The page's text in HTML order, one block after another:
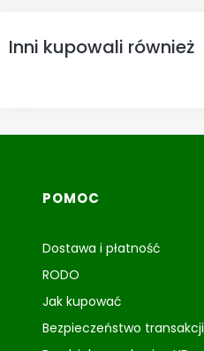
Inni kupowali również
Linki w stopce
POMOC
Dostawa i płatność
RODO
Jak kupować
Bezpieczeństwo transakcji